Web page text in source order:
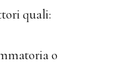
quali:
o